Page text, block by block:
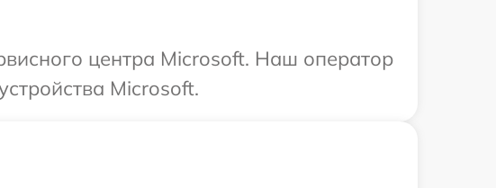
центра Microsoft. Наш оператор
Microsoft.